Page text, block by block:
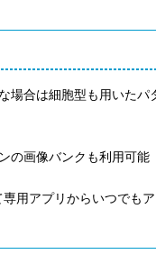
場合は細胞型も用いたパ
の画像バンクも利用可能
用アプリからいつでも